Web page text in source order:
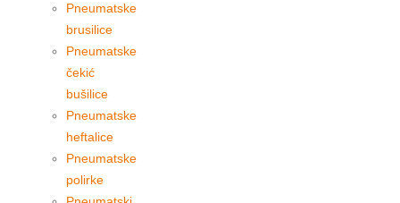
Pneumatske
brusilice
Pneumatske
čekić
bušilice
Pneumatske
heftalice
Pneumatske
polirke